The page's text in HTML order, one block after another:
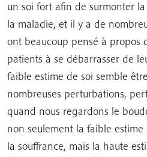
un soi fort afin de surmonter la
la maladie, et il y a de
ont beaucoup pensé à propos
patients à se débarrasser de
faible estime de soi semble
nombreuses perturbations,
quand nous regardons le
non seulement la faible
la souffrance, mais la haute